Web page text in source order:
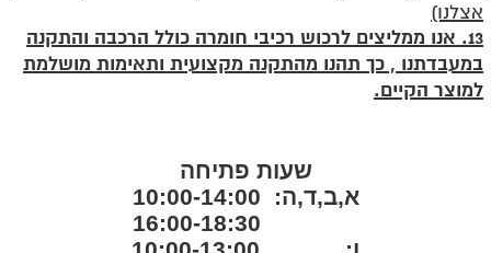
אצלנו)
13. אנו ממליצים לרכוש רכיבי חומרה כולל הרכבה והתקנה
במעבדתנו , כך תהנו מהתקנה מקצועית ותאימות מושלמת
למוצר הקיים.
שעות פתיחה
א,ב,ד,ה: 10:00-14:00